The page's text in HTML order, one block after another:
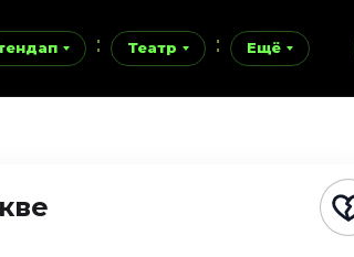
Театр Ещё